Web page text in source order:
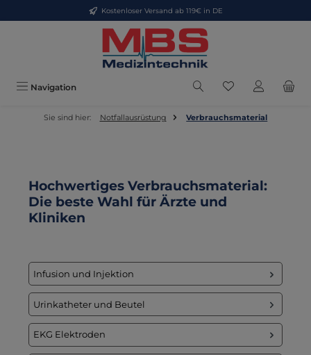
Zum Hauptinhalt springenKostenloser Versand ab 119€ in DE
Navigation Du hast 0
Sie sind hier: Notfallausrüstung Verbrauchsmaterial
Hochwertiges Verbrauchsmaterial:
Die beste Wahl für Ärzte und
Kliniken
Infusion und Injektion
Urinkatheter und Beutel
EKG Elektroden